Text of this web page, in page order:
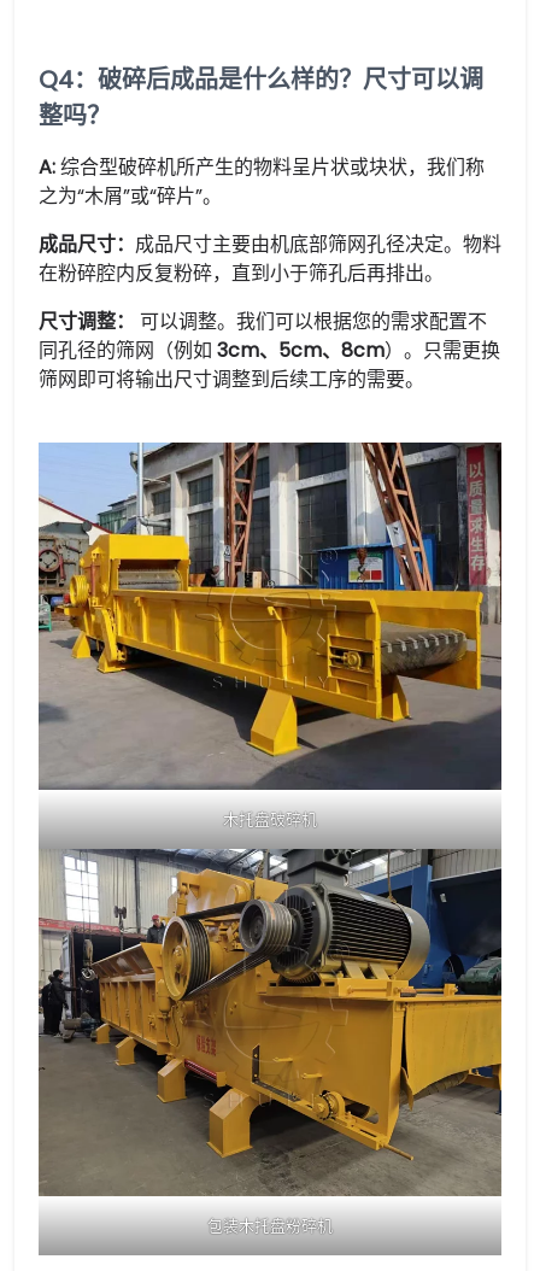
Q4：破碎后成品是什么样的？尺寸可以调
整吗？
A:综合型破碎机所产生的物料呈片状或块状，我们称
之为“木屑”或“碎片”。
成品尺寸： 成品尺寸主要由机底部筛网孔径决定。物料
在粉碎腔内反复粉碎，直到小于筛孔后再排出。
尺寸调整：
可以调整。我们可以根据您的需求配置不
同孔径的筛网（例如 3cm、5cm、8cm）。只需更换
筛网即可将输出尺寸调整到后续工序的需要。
木托盘破碎机
包装木托盘粉碎机